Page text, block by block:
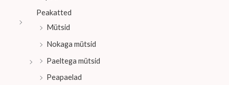
Peakatted
Mütsid
Nokaga mütsid
Paeltega mütsid
Peapaelad